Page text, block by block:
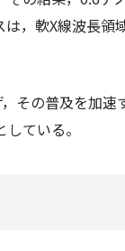
，軟X線波長領
その普及を加
ている。